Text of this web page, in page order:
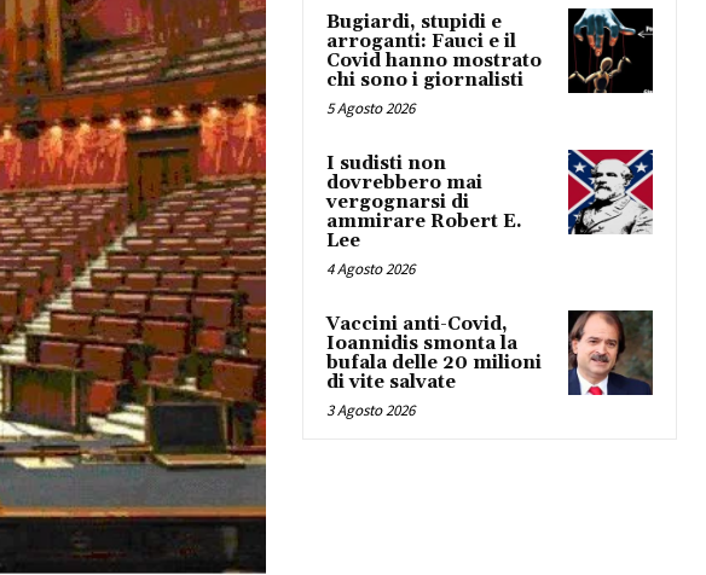
Bugiardi, stupidi e
arroganti: Fauci e il
Covid hanno mostrato
chi sono i giornalisti
5 Agosto 2026
I sudisti non
dovrebbero mai
vergognarsi di
ammirare Robert E.
Lee
4 Agosto 2026
Vaccini anti-Covid,
Ioannidis smonta la
bufala delle 20 milioni
di vite salvate
3 Agosto 2026